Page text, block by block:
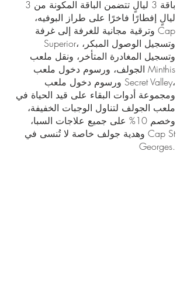
باقة 3 ليالٍ تتضمن الباقة المكونة من 3
ليالٍ إفطارًا فاخرًا على طراز البوفيه،
وترقية مجانية للغرفة إلى غرفة Cap
Superior، وتسجيل الوصول المبكر،
وتسجيل المغادرة المتأخر، ونقل ملعب
الجولف، ورسوم دخول ملعب Minthis
ورسوم دخول ملعب Secret Valley،
ومجموعة أدوات البقاء على قيد الحياة في
ملعب الجولف لتناول الوجبات الخفيفة،
وخصم 10% على جميع علاجات السبا،
وهدية جولف خاصة لا تُنسى في Cap St
Georges.